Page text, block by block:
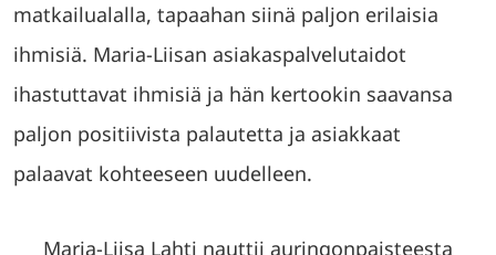
matkailualalla, tapaahan siinä paljon erilaisia
ihmisiä. Maria-Liisan asiakaspalvelutaidot
ihastuttavat ihmisiä ja hän kertookin saavansa
paljon positiivista palautetta ja asiakkaat
palaavat kohteeseen uudelleen.
Maria-Liisa Lahti nauttii auringonpaisteesta